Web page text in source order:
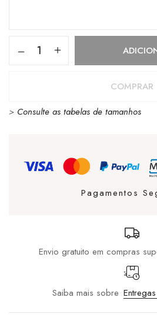
Quantidade
SPEED
HAZEL/HAZEL
COMPRAR
> Consulte as tabelas de tamanhos
Pagamentos
Envio gratuito em compras
Saiba mais sobre